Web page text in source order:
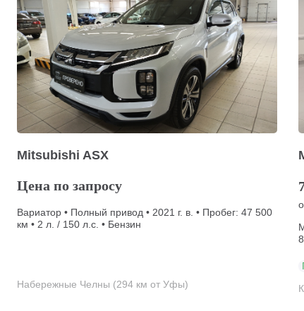
Mitsubishi ASX
Цена по запросу
Вариатор • Полный привод • 2021 г. в. • Пробег: 47 500
км • 2 л. / 150 л.с. • Бензин
Набережные Челны (294 км от Уфы)